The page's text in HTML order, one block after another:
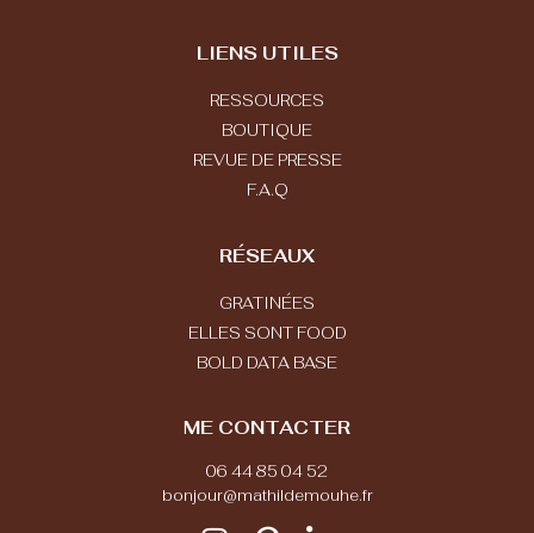
LIENS UTILES
RESSOURCES
BOUTIQUE
REVUE DE PRESSE
F.A.Q
RÉSEAUX
GRATINÉES
ELLES SONT FOOD
BOLD DATA BASE
ME CONTACTER
06 44 85 04 52
bonjour@mathildemouhe.fr